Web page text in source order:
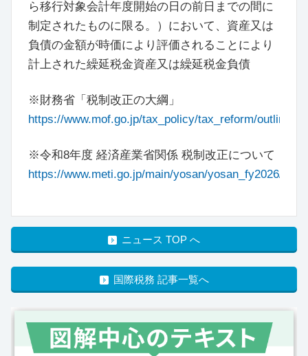
ら移行対象会計年度開始の日の前日までの間に
制定されたものに限る。）において、資産又は
負債の金額が時価により評価されることにより
計上された繰延税金資産又は繰延税金負債
※財務省「税制改正の大綱」
https://www.mof.go.jp/tax_policy/tax_reform/outline/
※令和8年度 経済産業省関係 税制改正について
https://www.meti.go.jp/main/yosan/yosan_fy2026/
ニュース TOP へ
国際税務 記事一覧へ